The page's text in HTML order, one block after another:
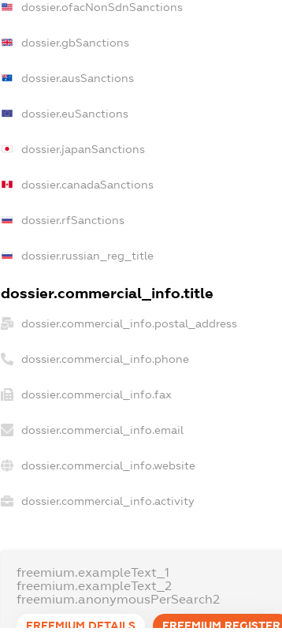
dossier.ofacNonSdnSanctions
dossier.gbSanctions
dossier.ausSanctions
dossier.euSanctions
dossier.japanSanctions
dossier.canadaSanctions
dossier.rfSanctions
dossier.russian_reg_title
dossier.commercial_info.title
dossier.commercial_info.postal_address
dossier.commercial_info.phone
dossier.commercial_info.fax
dossier.commercial_info.email
dossier.commercial_info.website
dossier.commercial_info.activity
freemium.exampleText_1
freemium.exampleText_2
freemium.anonymousPerSearch2
FREEMIUM.DETAILS FREEMIUM.REGISTER